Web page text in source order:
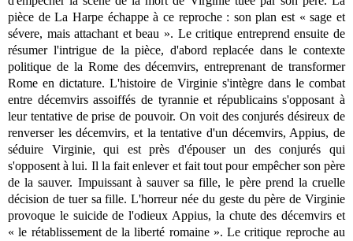
pièce de La Harpe échappe à ce reproche : son plan est « sage et
sévere, mais attachant et beau ». Le critique entreprend ensuite de
résumer l'intrigue de la pièce, d'abord replacée dans le contexte
politique de la Rome des décemvirs, entreprenant de transformer
Rome en dictature. L'histoire de Virginie s'intègre dans le combat
entre décemvirs assoiffés de tyrannie et républicains s'opposant à
leur tentative de prise de pouvoir. On voit des conjurés désireux de
renverser les décemvirs, et la tentative d'un décemvirs, Appius, de
séduire Virginie, qui est près d'épouser un des conjurés qui
s'opposent à lui. Il la fait enlever et fait tout pour empêcher son père
de la sauver. Impuissant à sauver sa fille, le père prend la cruelle
décision de tuer sa fille. L'horreur née du geste du père de Virginie
provoque le suicide de l'odieux Appius, la chute des décemvirs et
« le rétablissement de la liberté romaine ». Le critique reproche au